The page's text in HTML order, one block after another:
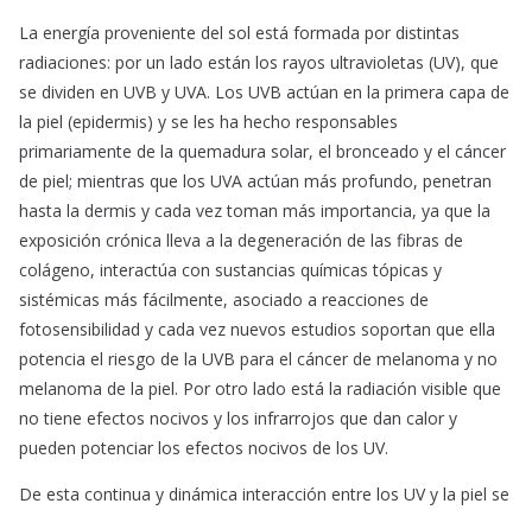
La energía proveniente del sol está formada por distintas
radiaciones: por un lado están los rayos ultravioletas (UV), que
se dividen en UVB y UVA. Los UVB actúan en la primera capa de
la piel (epidermis) y se les ha hecho responsables
primariamente de la quemadura solar, el bronceado y el cáncer
de piel; mientras que los UVA actúan más profundo, penetran
hasta la dermis y cada vez toman más importancia, ya que la
exposición crónica lleva a la degeneración de las fibras de
colágeno, interactúa con sustancias químicas tópicas y
sistémicas más fácilmente, asociado a reacciones de
fotosensibilidad y cada vez nuevos estudios soportan que ella
potencia el riesgo de la UVB para el cáncer de melanoma y no
melanoma de la piel. Por otro lado está la radiación visible que
no tiene efectos nocivos y los infrarrojos que dan calor y
pueden potenciar los efectos nocivos de los UV.
De esta continua y dinámica interacción entre los UV y la piel se